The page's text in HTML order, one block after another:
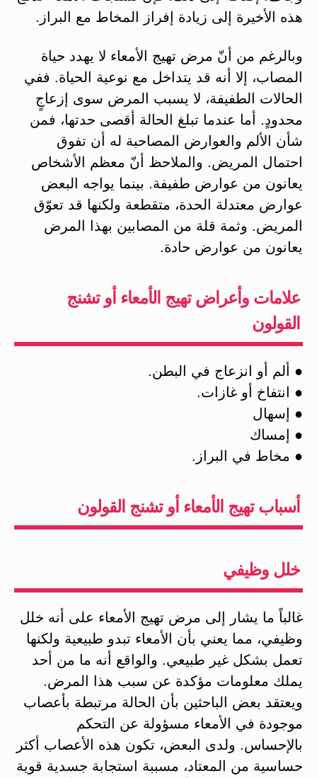
هذه الأخيرة إلى زيادة إفراز المخاط مع البراز.
وبالرغم من أنّ مرض تهيج الأمعاء لا يهدد حياة
المصاب، إلا أنه قد يتداخل مع نوعية الحياة. ففي
الحالات الطفيفة، لا يسبب المرض سوى إزعاجٍ
محدودٍ. أما عندما تبلغ الحالة أقصى حدتها، فمن
شأن الألم والعوارض المصاحبة له أن تفوق
احتمال المريض. والملاحظ أنّ معظم الأشخاص
يعانون من عوارض طفيفة. بينما يواجه البعض
عوارض معتدلة الحدة، متقطعة ولكنها قد تعوّق
المريض. وثمة قلة من المصابين بهذا المرض
يعانون من عوارض حادة.
علامات وأعراض تهيج الأمعاء أو تشنج
القولون
● ألم أو انزعاج في البطن.
● انتفاخ أو غازات.
● إسهال
● إمساك
● مخاط في البراز.
أسباب تهيج الأمعاء أو تشنج القولون
خلل وظيفي
غالباً ما يشار إلى مرض تهيج الأمعاء على أنه خلل
وظيفي، مما يعني بأن الأمعاء تبدو طبيعية ولكنها
تعمل بشكل غير طبيعي. والواقع أنه ما من أحد
يملك معلومات مؤكدة عن سبب هذا المرض.
ويعتقد بعض الباحثين بأن الحالة مرتبطة بأعصاب
موجودة في الأمعاء مسؤولة عن التحكم
بالإحساس. ولدى البعض، تكون هذه الأعصاب أكثر
حساسية من المعتاد، مسببة استجابة جسدية قوية